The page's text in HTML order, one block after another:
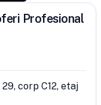
Profesional
corp C12, etaj